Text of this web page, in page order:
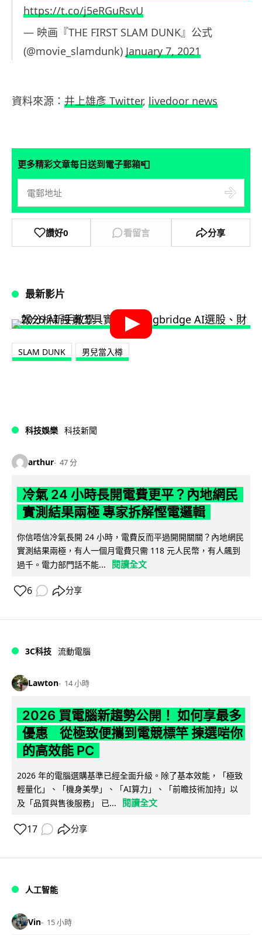
https://t.co/j5eRGuRsvU
— 映画『THE FIRST SLAM DUNK』公式
(@movie_slamdunk) January 7, 2021
資料來源： 井上雄彥 Twitter, livedoor news
更多精彩文章每日送到電子郵箱📮
讚好0 看留言 分享
最新影片
SLAM DUNK 男兒當入樽
科技娛樂 科技新聞
arthur 47 分
冷氣 24 小時長開電費更平？內地網民
實測結果兩極 專家拆解慳電邏輯
你信唔信冷氣長開 24 小時，電費反而平過開開關關？內地網民
實測結果兩極，有人一個月電費只需 118 元人民幣，有人飆到
過千。電力部門話不能...
閱讀全文
6 分享
3C科技 流動電腦
Lawton 14 小時
2026 買電腦新趨勢公開！ 如何享最多
優惠 從極致便攜到電競標竿 揀選啱你
的高效能 PC
2026 年的電腦選購基準已經全面升級。除了基本效能，「極致
輕量化」、「機身美學」、「AI算力」、「前瞻技術加持」以
及「品質與售後服務」 已...
閱讀全文
17 分享
人工智能
Vin 15 小時